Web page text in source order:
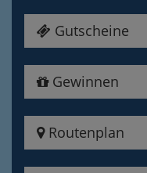
Gutscheine
Gewinnen
Routenplan